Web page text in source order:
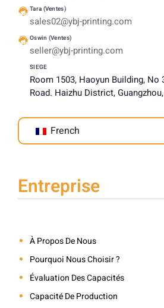
Tara (Ventes)
sales02@ybj-printing.com
Oswin (Ventes)
seller@ybj-printing.com
SIEGE
Room 1503, Haoyun Building, No
Road. Haizhu District,
French
Entreprise
À Propos De Nous
Pourquoi Nous Choisir ?
Évaluation Des Capacités
Capacité De Production